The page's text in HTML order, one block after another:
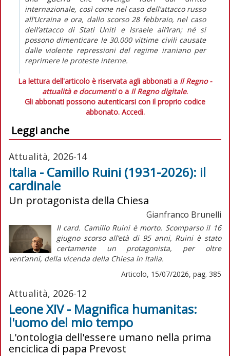
internazionale, così come nel caso dell’attacco russo
all’Ucraina e ora, dallo scorso 28 febbraio, nel caso
dell’attacco di Stati Uniti e Israele all’Iran; né si
possono dimenticare le 30.000 vittime civili causate
dalle violente repressioni del regime iraniano per
reprimere le proteste interne.
La lettura dell'articolo è riservata agli abbonati a Il Regno -
attualità e documentio a Il Regno digitale.
Gli abbonati possono autenticarsi con il proprio codice
abbonato. Accedi.
Leggi anche
Attualità, 2026-14
Italia - Camillo Ruini (1931-2026): il
cardinale
Un protagonista della Chiesa
Gianfranco Brunelli
Il card. Camillo Ruini è morto. Scomparso il 16
giugno scorso all’età di 95 anni, Ruini è stato
certamente un protagonista, per oltre
vent’anni, della vicenda della Chiesa in Italia.
Articolo, 15/07/2026, pag. 385
Attualità, 2026-12
Leone XIV - Magnifica humanitas:
l'uomo del mio tempo
L'ontologia dell'essere umano nella prima
enciclica di papa Prevost